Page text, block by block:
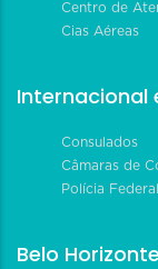
Centro de
Cias Aéreas
Internacional
Consulados
Câmaras de
Polícia Federal
Belo